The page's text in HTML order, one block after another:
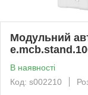
Модульний
В наявності
Код: s002210